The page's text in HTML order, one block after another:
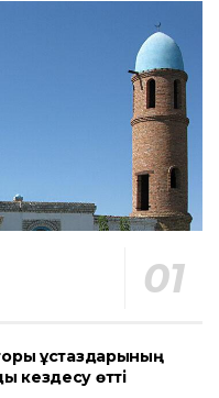
ұстаздарының
кездесу өтті